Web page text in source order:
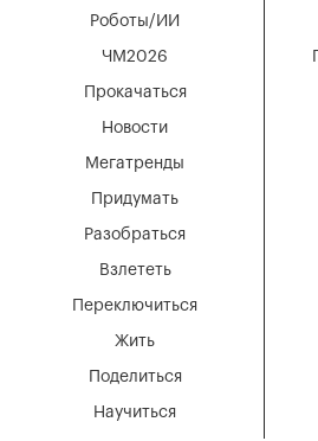
Мегатренды
Придумать
Разобраться
Взлететь
Новости
Переключиться
Жить
Поделиться
Научиться
Роботы/ИИ
ЧМ2026
Прокачаться